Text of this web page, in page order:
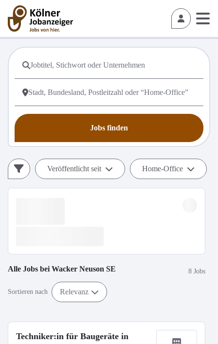
Jobs finden
Veröffentlicht seit Home-Office
Alle Jobs bei Wacker Neuson SE 8 Jobs
Sortieren nach Relevanz
Techniker:in für Baugeräte in